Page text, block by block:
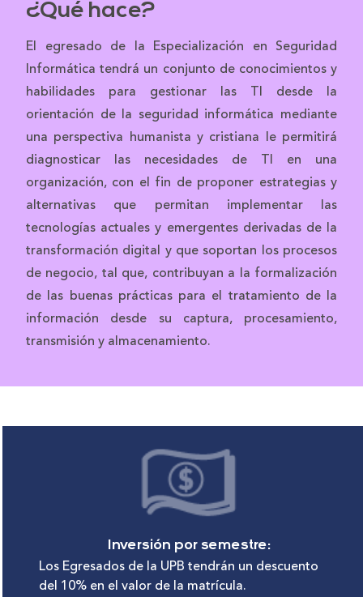
¿Qué hace?
El egresado de la Especialización en Seguridad
Informática tendrá un conjunto de conocimientos y
habilidades para gestionar las TI desde la
orientación de la seguridad informática mediante
una perspectiva humanista y cristiana le permitirá
diagnosticar las necesidades de TI en una
organización, con el fin de proponer estrategias y
alternativas que permitan implementar las
tecnologías actuales y emergentes derivadas de la
transformación digital y que soportan los procesos
de negocio, tal que, contribuyan a la formalización
de las buenas prácticas para el tratamiento de la
información desde su captura, procesamiento,
transmisión y almacenamiento.
Inversión por semestre:
Los Egresados de la UPB tendrán un descuento
del 10% en el valor de la matrícula.